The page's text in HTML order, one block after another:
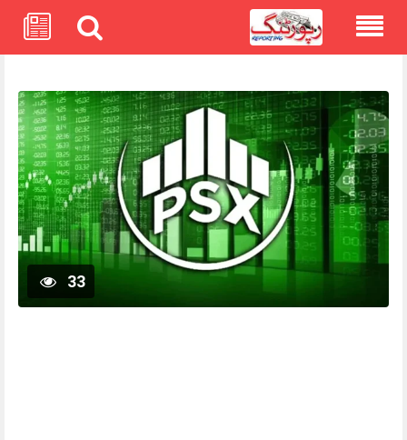
33